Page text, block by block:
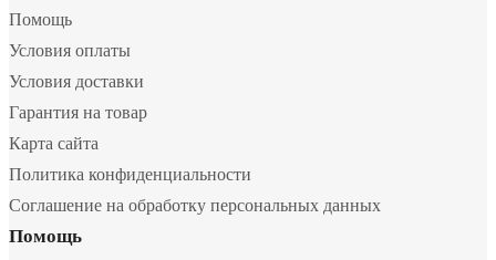
Помощь
Условия оплаты
Условия доставки
Гарантия на товар
Карта сайта
Политика конфиденциальности
Соглашение на обработку персональных данных
Помощь